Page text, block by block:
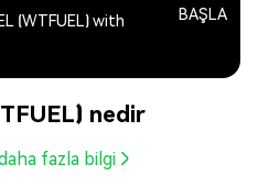
(WTFUEL) with
BAŞLA
nedir
fazla bilgi